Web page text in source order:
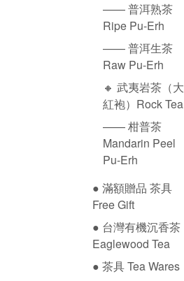
—— 普洱熟茶
Ripe Pu-Erh
—— 普洱生茶
Raw Pu-Erh
🔸 武夷岩茶（大
紅袍）Rock Tea
—— 柑普茶
Mandarin Peel
Pu-Erh
● 滿額贈品 茶具
Free Gift
● 台灣有機沉香茶
Eaglewood Tea
● 茶具 Tea Wares